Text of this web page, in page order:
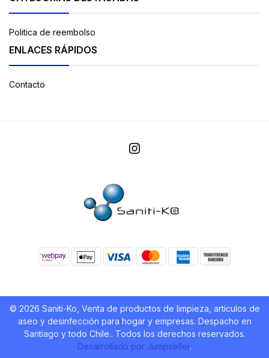
Politica de reembolso
ENLACES RÁPIDOS
Contacto
© 2026 Saniti-Ko, Venta de productos de limpieza, artículos de
aseo y desinfección para hogar y empresas. Despacho en
Santiago y todo Chile.. Todos los derechos reservados.
Desarrollado por Jumpseller.